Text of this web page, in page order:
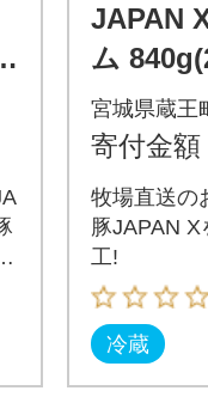
JAPAN
ム
301-
宮城県蔵王
寄付金額
牧場直送の
豚JAPAN
工!
冷蔵